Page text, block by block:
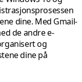
dine. Med Gmail-
de andre e-
og
dine på